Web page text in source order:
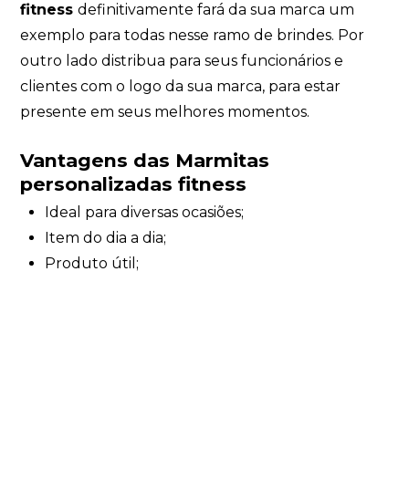
fitnessdefinitivamente fará da sua marca um
exemplo para todas nesse ramo de brindes. Por
outro lado distribua para seus funcionários e
clientes com o logo da sua marca, para estar
presente em seus melhores momentos.
Vantagens das Marmitas
personalizadas fitness
Ideal para diversas ocasiões;
Item do dia a dia;
Produto útil;